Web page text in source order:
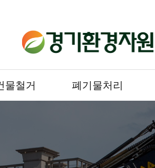
물철거 폐기물처리